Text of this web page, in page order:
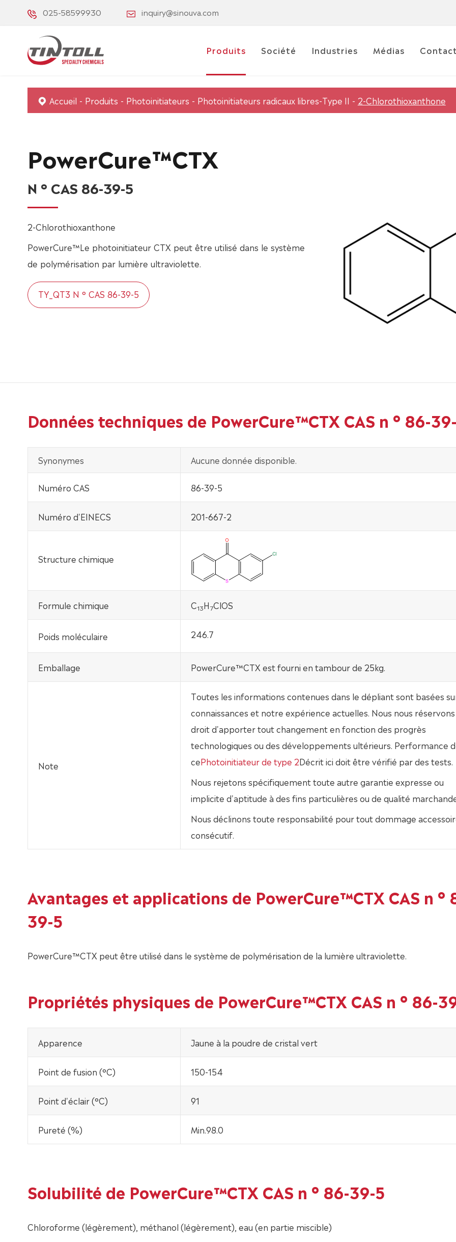
025-58599930 inquiry@sinouva.com
Produits Société Industries Médias
Accueil Produits Photoinitiateurs Photoinitiateurs radicaux libres-Type II 2-Chlorothioxanthone
PowerCure™CTX
N ° CAS 86-39-5
2-Chlorothioxanthone
PowerCure™Le photoinitiateur CTX peut être utilisé dans le système
de polymérisation par lumière ultraviolette.
TY_QT3 N ° CAS 86-39-5
Données techniques de PowerCure™CTX CAS n ° 86-
Synonymes Aucune donnée disponible.
Numéro CAS 86-39-5
Numéro d'EINECS 201-667-2
Structure chimique
Formule chimique C13H7ClOS
Poids moléculaire 246.7
Emballage PowerCure™CTX est fourni en tambour de 25kg.
Note
Toutes les informations contenues dans le dépliant sont basées
connaissances et notre expérience actuelles. Nous nous
droit d'apporter tout changement en fonction des progrès
technologiques ou des développements ultérieurs. Performance
cePhotoinitiateur de type 2Décrit ici doit être vérifié par des tests.
Nous rejetons spécifiquement toute autre garantie expresse ou
implicite d'aptitude à des fins particulières ou de qualité
Nous déclinons toute responsabilité pour tout dommage
consécutif.
Avantages et applications de PowerCure™CTX CAS n °
39-5
PowerCure™CTX peut être utilisé dans le système de polymérisation de la lumière ultraviolette.
Propriétés physiques de PowerCure™CTX CAS n ° 86-
Apparence Jaune à la poudre de cristal vert
Point de fusion (°C) 150-154
Point d'éclair (°C) 91
Pureté (%) Min.98.0
Solubilité de PowerCure™CTX CAS n ° 86-39-5
Chloroforme (légèrement), méthanol (légèrement), eau (en partie miscible)